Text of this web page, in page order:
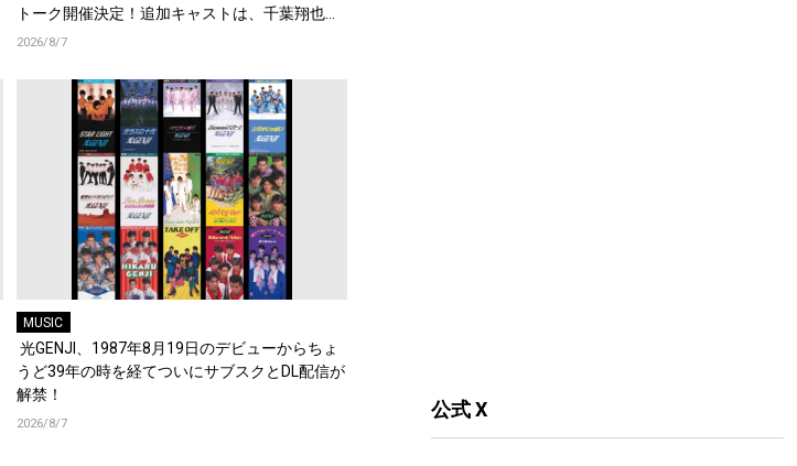
トーク開催決定！追加キャストは、千葉翔也、
梶原岳人、堀江瞬、綿貫竜之介！PV第1弾公
2026/8/7
MUSIC
光GENJI、1987年8月19日のデビューからちょ
うど39年の時を経てついにサブスクとDL配信が
解禁！
2026/8/7
公式 X